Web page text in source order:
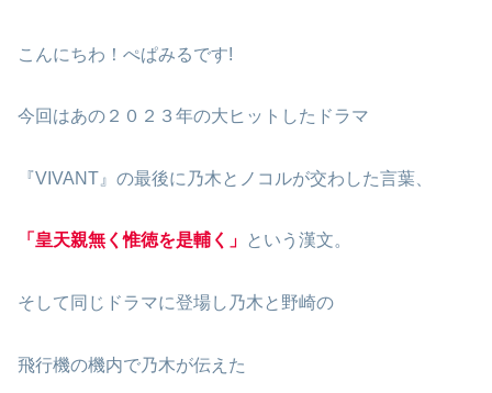
こんにちわ！ぺぱみるです!
今回はあの２０２３年の大ヒットしたドラマ
『VIVANT』の最後に乃木とノコルが交わした言葉、
「皇天親無く惟徳を是輔く」 という漢文。
そして同じドラマに登場し乃木と野崎の
飛行機の機内で乃木が伝えた